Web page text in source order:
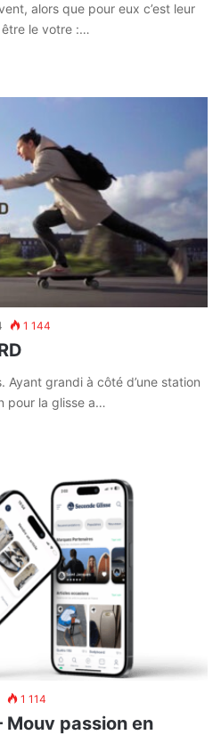
alors que pour eux c’est leur
le votre :…
1 144
Ayant grandi à côté d’une station
pour la glisse a…
1 114
Mouv passion en